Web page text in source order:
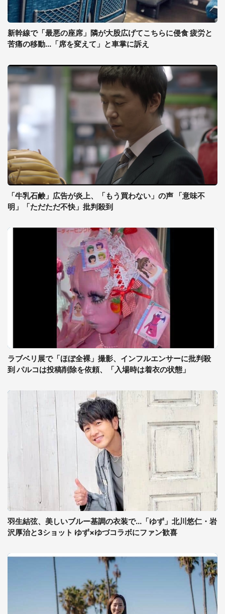
新幹線で「最悪の座席」隣が大股広げてこちらに侵食 疲労と
苦痛の移動...「席を変えて」と車掌に訴え
「牛乳石鹸」広告が炎上、「もう買わない」の声 「意味不
明」「ただただ不快」批判殺到
ラブベリ展で「ほぼ全裸」撮影、インフルエンサーに批判殺
到 パルコは投稿削除を依頼、「入場時は着衣の状態」
羽生結弦、美しいブルー基調の衣装で...「ゆず」北川悠仁・岩
沢厚治と3ショット ゆず×ゆづコラボにファン歓喜